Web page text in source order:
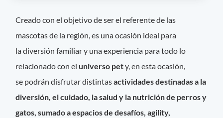
Creado con el objetivo de ser el referente de las
mascotas de la región, es una ocasión ideal para
la diversión familiar y una experiencia para todo lo
relacionado con el universo pety, en esta ocasión,
se podrán disfrutar distintasactividades destinadas a la
diversión, el cuidado, la salud y la nutrición de perros y
gatos, sumado a espacios de desafíos, agility,